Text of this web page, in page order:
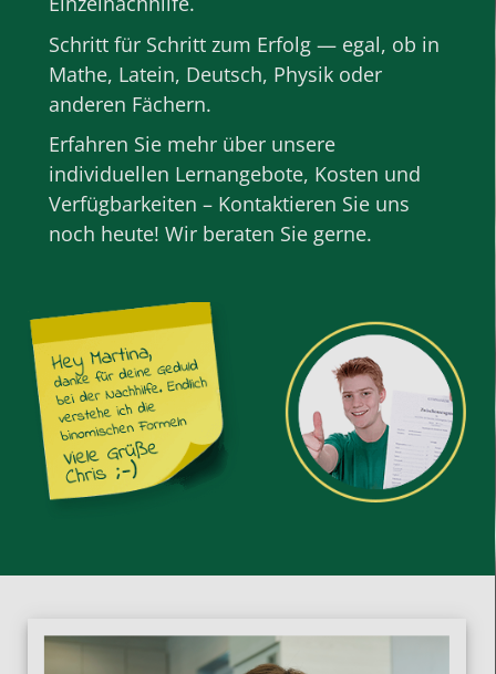
Schritt für Schritt zum Erfolg — egal, ob in
Mathe, Latein, Deutsch, Physik oder
anderen Fächern.
Erfahren Sie mehr über unsere
individuellen Lernangebote, Kosten und
Verfügbarkeiten – Kontaktieren Sie uns
noch heute! Wir beraten Sie gerne.